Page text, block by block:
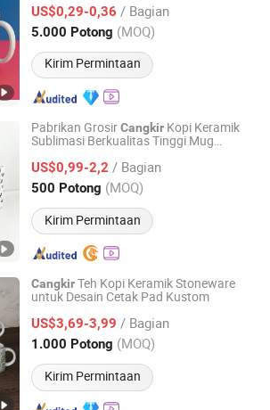
US$0,29-0,36 / Bagian
5.000 Potong (MOQ)
Kirim Permintaan
Harga mulai 2009
Pabrikan GrosirCangkir Kopi Keramik
Sublimasi Berkualitas Tinggi Mug
Kustom dengan Kotak Hadiah Kardus
US$0,99-2,2 / Bagian
500 Potong (MOQ)
Kirim Permintaan
Co., Ltd.
Harga mulai 2023
CangkirTeh Kopi Keramik Stoneware
untuk Desain Cetak Pad Kustom
US$3,69-3,99 / Bagian
1.000 Potong (MOQ)
Kirim Permintaan
Industry Development Ltd.
Harga mulai 2025